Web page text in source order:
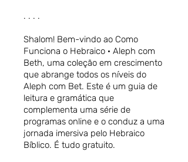
. . . .
Shalom! Bem-vindo ao Como
Funciona o Hebraico · Aleph com
Beth, uma coleção em crescimento
que abrange todos os níveis do
Aleph com Bet. Este é um guia de
leitura e gramática que
complementa uma série de
programas online e o conduz a uma
jornada imersiva pelo Hebraico
Bíblico. É tudo gratuito.